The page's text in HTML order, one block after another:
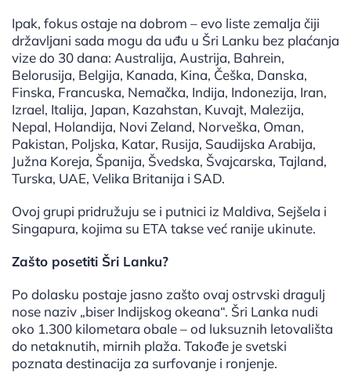
Ipak, fokus ostaje na dobrom – evo liste zemalja čiji
državljani sada mogu da uđu u Šri Lanku bez plaćanja
vize do 30 dana: Australija, Austrija, Bahrein,
Belorusija, Belgija, Kanada, Kina, Češka, Danska,
Finska, Francuska, Nemačka, Indija, Indonezija, Iran,
Izrael, Italija, Japan, Kazahstan, Kuvajt, Malezija,
Nepal, Holandija, Novi Zeland, Norveška, Oman,
Pakistan, Poljska, Katar, Rusija, Saudijska Arabija,
Južna Koreja, Španija, Švedska, Švajcarska, Tajland,
Turska, UAE, Velika Britanija i SAD.
Ovoj grupi pridružuju se i putnici iz Maldiva, Sejšela i
Singapura, kojima su ETA takse već ranije ukinute.
Zašto posetiti Šri Lanku?
Po dolasku postaje jasno zašto ovaj ostrvski dragulj
nose naziv „biser Indijskog okeana“. Šri Lanka nudi
oko 1.300 kilometara obale – od luksuznih letovališta
do netaknutih, mirnih plaža. Takođe je svetski
poznata destinacija za surfovanje i ronjenje.